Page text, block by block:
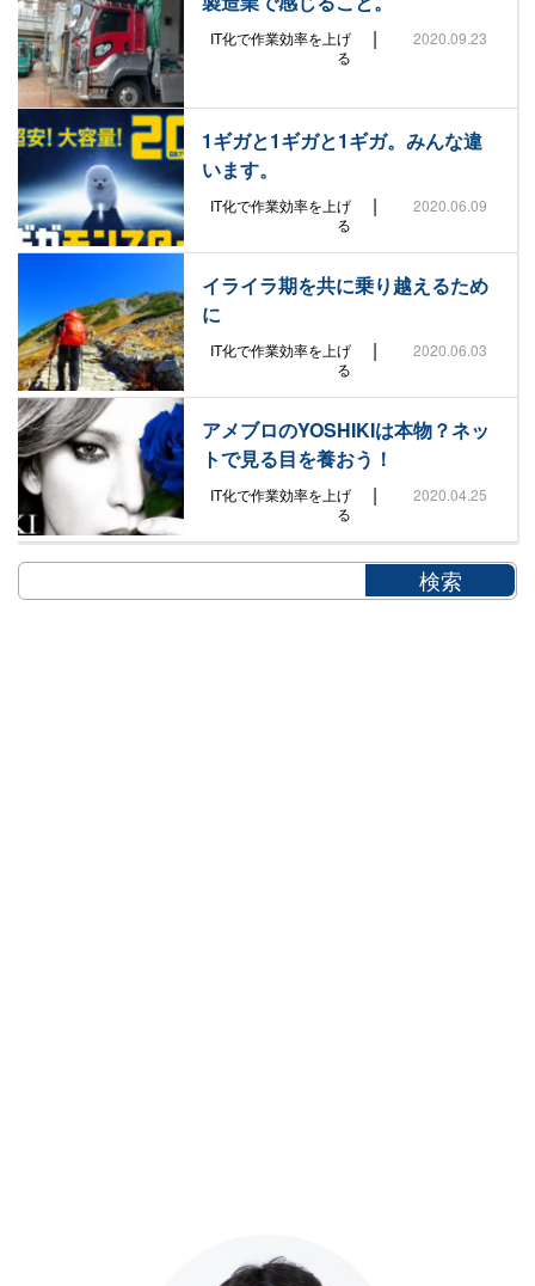
IT化で作業効率を上げ
る
| 2020.09.23
1ギガと1ギガと1ギガ。みんな違
います。
IT化で作業効率を上げ
る
| 2020.06.09
イライラ期を共に乗り越えるため
に
IT化で作業効率を上げ
る
| 2020.06.03
アメブロのYOSHIKIは本物？ネッ
トで見る目を養おう！
IT化で作業効率を上げ
る
| 2020.04.25